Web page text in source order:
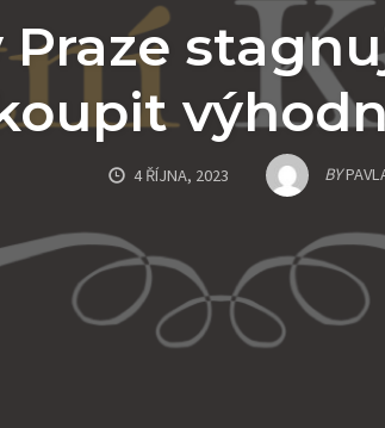
Praze
4 ŘÍJNA, 2023 BY